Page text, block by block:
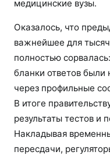
медицинские вузы.
Оказалось, что
важнейшее для
полностью
бланки ответов были
через профильные
В итоге
результаты тестов и
Накладывая
пересдачи,